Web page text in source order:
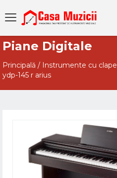
Piane Digitale
Principală / Instrumente cu clape
ydp-145 r arius